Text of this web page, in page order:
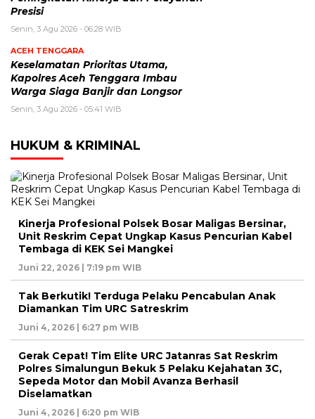
Presisi
Senin, 3 Agu 2026 - 06:28 WIB
ACEH TENGGARA
Keselamatan Prioritas Utama,
Kapolres Aceh Tenggara Imbau
Warga Siaga Banjir dan Longsor
Senin, 3 Agu 2026 - 05:41 WIB
HUKUM & KRIMINAL
Kinerja Profesional Polsek Bosar Maligas Bersinar,
Unit Reskrim Cepat Ungkap Kasus Pencurian Kabel
Tembaga di KEK Sei Mangkei
Juni 22, 2026 | 7:19 pm WIB
Tak Berkutik! Terduga Pelaku Pencabulan Anak
Diamankan Tim URC Satreskrim
Juni 4, 2026 | 6:27 pm WIB
Gerak Cepat! Tim Elite URC Jatanras Sat Reskrim
Polres Simalungun Bekuk 5 Pelaku Kejahatan 3C,
Sepeda Motor dan Mobil Avanza Berhasil
Diselamatkan
Juni 4, 2026 | 6:20 pm WIB